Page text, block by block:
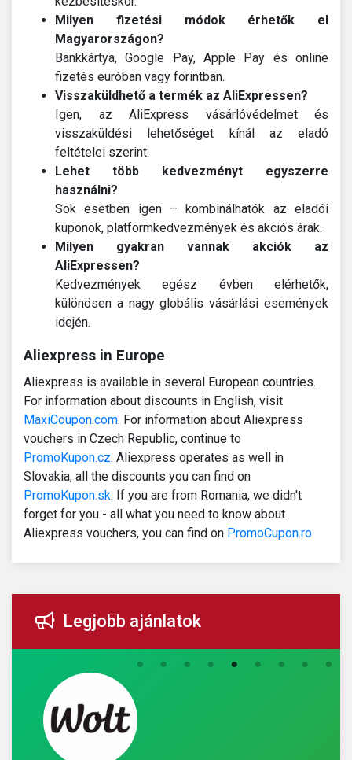
Milyen fizetési módok érhetők el
Magyarországon?
Bankkártya, Google Pay, Apple Pay és online
fizetés euróban vagy forintban.
Visszaküldhető a termék az AliExpressen?
Igen, az AliExpress vásárlóvédelmet és
visszaküldési lehetőséget kínál az eladó
feltételei szerint.
Lehet több kedvezményt egyszerre
használni?
Sok esetben igen – kombinálhatók az eladói
kuponok, platformkedvezmények és akciós árak.
Milyen gyakran vannak akciók az
AliExpressen?
Kedvezmények egész évben elérhetők,
különösen a nagy globális vásárlási események
idején.
Aliexpress in Europe
Aliexpress is available in several European countries.
For information about discounts in English, visit
MaxiCoupon.com. For information about Aliexpress
vouchers in Czech Republic, continue to
PromoKupon.cz. Aliexpress operates as well in
Slovakia, all the discounts you can find on
PromoKupon.sk. If you are from Romania, we didn't
forget for you - all what you need to know about
Aliexpress vouchers, you can find on PromoCupon.ro
Legjobb ajánlatok